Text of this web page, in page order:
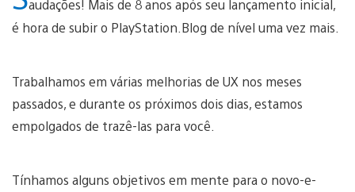
audações! Mais de 8 anos após seu lançamento inicial,
é hora de subir o PlayStation.Blog de nível uma vez mais.
Trabalhamos em várias melhorias de UX nos meses
passados, e durante os próximos dois dias, estamos
empolgados de trazê-las para você.
Tínhamos alguns objetivos em mente para o novo-e-